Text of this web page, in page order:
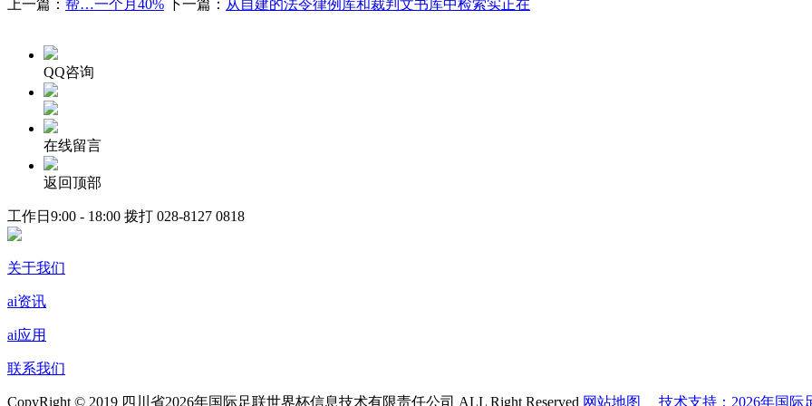
上一篇： 帮…一个月40% 下一篇： 从自建的法令律例库和裁判文书库中检索实正在
QQ咨询
在线留言
返回顶部
工作日9:00 - 18:00 拨打 028-8127 0818
关于我们
ai资讯
ai应用
联系我们
CopyRight © 2019 四川省2026年国际足联世界杯信息技术有限责任公司 ALL Right Reserved 网站地图 技术支持：2026年国